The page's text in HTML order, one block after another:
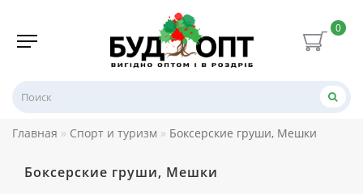
0
Главная Спорт и туризм Боксерские груши, Мешки
Боксерские груши, Мешки